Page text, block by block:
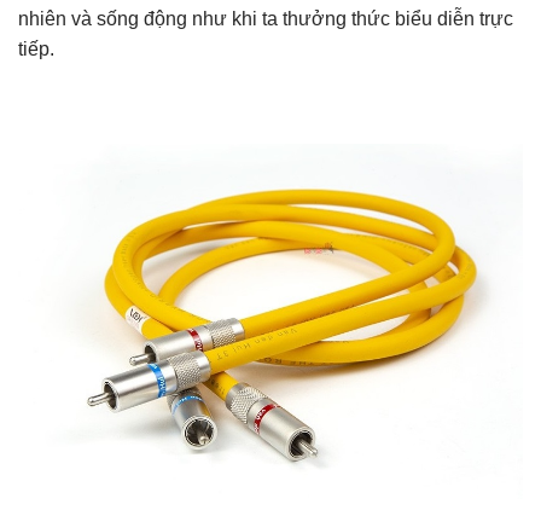
nhiên và sống động như khi ta thưởng thức biểu diễn trực
tiếp.